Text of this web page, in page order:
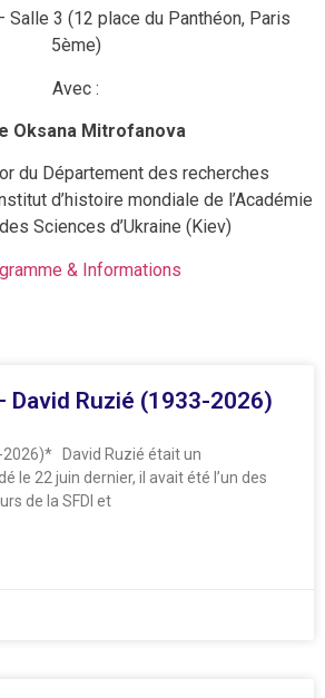
Salle 3 (12 place du Panthéon, Paris
5ème)
Avec :
Oksana Mitrofanova
du Département des recherches
d’histoire mondiale de l’Académie
Sciences d’Ukraine (Kiev)
& Informations
David Ruzié (1933-2026)
2026)* David Ruzié était un
le 22 juin dernier, il avait été l’un des
de la SFDI et